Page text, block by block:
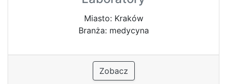
Miasto: Kraków
Branża: medycyna
Zobacz